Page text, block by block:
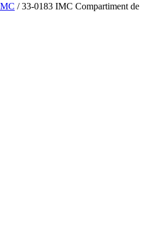
/ 33-0183 IMC Compartiment de